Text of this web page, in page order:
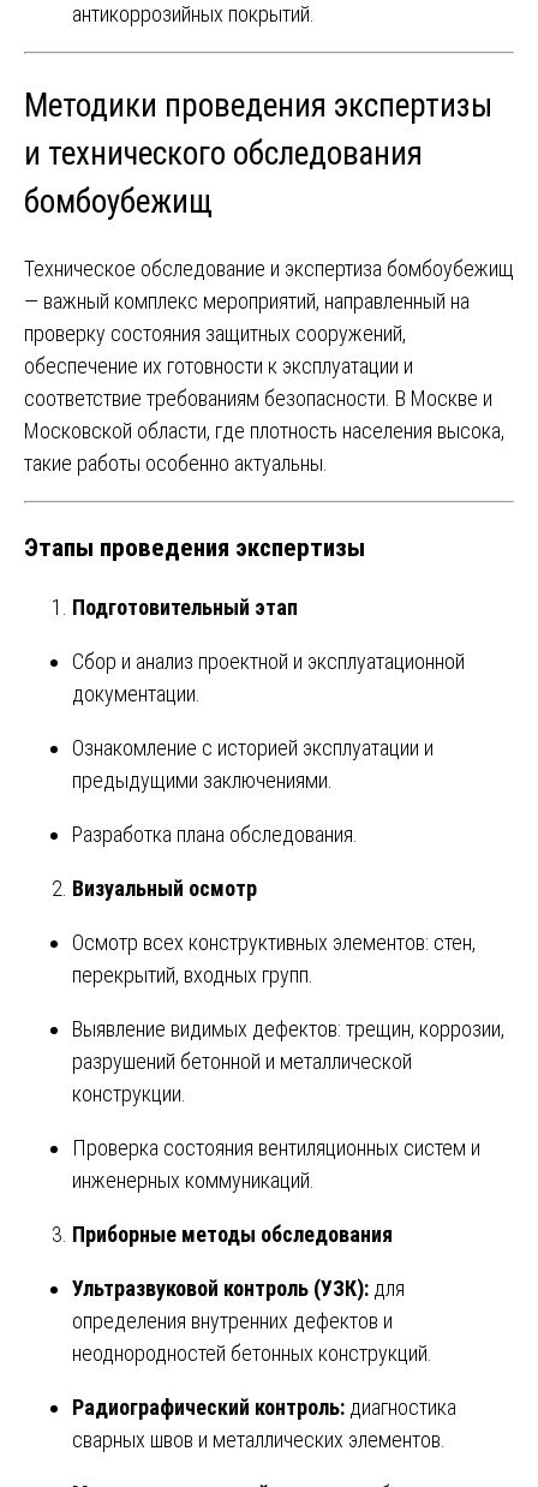
антикоррозийных покрытий.
Методики проведения экспертизы
и технического обследования
бомбоубежищ
Техническое обследование и экспертиза бомбоубежищ
— важный комплекс мероприятий, направленный на
проверку состояния защитных сооружений,
обеспечение их готовности к эксплуатации и
соответствие требованиям безопасности. В Москве и
Московской области, где плотность населения высока,
такие работы особенно актуальны.
Этапы проведения экспертизы
Подготовительный этап
Сбор и анализ проектной и эксплуатационной
документации.
Ознакомление с историей эксплуатации и
предыдущими заключениями.
Разработка плана обследования.
Визуальный осмотр
Осмотр всех конструктивных элементов: стен,
перекрытий, входных групп.
Выявление видимых дефектов: трещин, коррозии,
разрушений бетонной и металлической
конструкции.
Проверка состояния вентиляционных систем и
инженерных коммуникаций.
Приборные методы обследования
Ультразвуковой контроль (УЗК): для
определения внутренних дефектов и
неоднородностей бетонных конструкций.
Радиографический контроль: диагностика
сварных швов и металлических элементов.